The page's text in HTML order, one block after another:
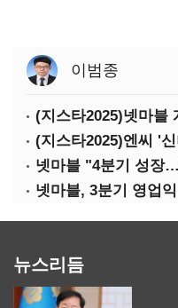
이범종
넷마블 "4분기 성장
넷마블, 3분기 영업
뉴스리듬